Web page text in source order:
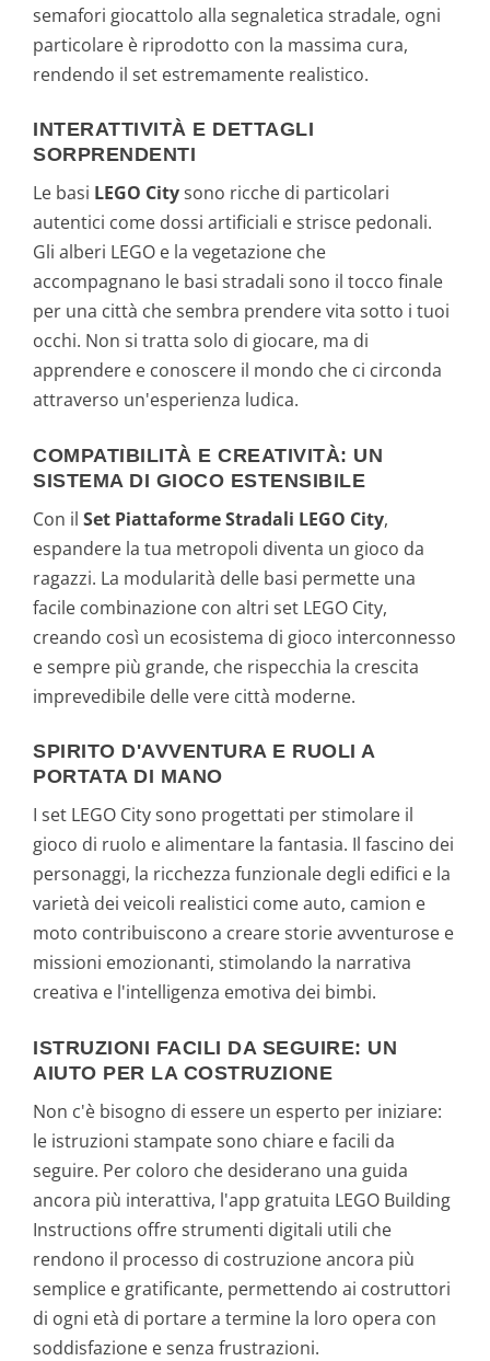
semafori giocattolo alla segnaletica stradale, ogni
particolare è riprodotto con la massima cura,
rendendo il set estremamente realistico.
INTERATTIVITÀ E DETTAGLI
SORPRENDENTI
Le basi LEGO Citysono ricche di particolari
autentici come dossi artificiali e strisce pedonali.
Gli alberi LEGO e la vegetazione che
accompagnano le basi stradali sono il tocco finale
per una città che sembra prendere vita sotto i tuoi
occhi. Non si tratta solo di giocare, ma di
apprendere e conoscere il mondo che ci circonda
attraverso un'esperienza ludica.
COMPATIBILITÀ E CREATIVITÀ: UN
SISTEMA DI GIOCO ESTENSIBILE
Con il Set Piattaforme Stradali LEGO City,
espandere la tua metropoli diventa un gioco da
ragazzi. La modularità delle basi permette una
facile combinazione con altri set LEGO City,
creando così un ecosistema di gioco interconnesso
e sempre più grande, che rispecchia la crescita
imprevedibile delle vere città moderne.
SPIRITO D'AVVENTURA E RUOLI A
PORTATA DI MANO
I set LEGO City sono progettati per stimolare il
gioco di ruolo e alimentare la fantasia. Il fascino dei
personaggi, la ricchezza funzionale degli edifici e la
varietà dei veicoli realistici come auto, camion e
moto contribuiscono a creare storie avventurose e
missioni emozionanti, stimolando la narrativa
creativa e l'intelligenza emotiva dei bimbi.
ISTRUZIONI FACILI DA SEGUIRE: UN
AIUTO PER LA COSTRUZIONE
Non c'è bisogno di essere un esperto per iniziare:
le istruzioni stampate sono chiare e facili da
seguire. Per coloro che desiderano una guida
ancora più interattiva, l'app gratuita LEGO Building
Instructions offre strumenti digitali utili che
rendono il processo di costruzione ancora più
semplice e gratificante, permettendo ai costruttori
di ogni età di portare a termine la loro opera con
soddisfazione e senza frustrazioni.